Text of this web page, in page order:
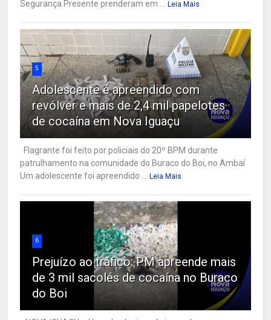
Segurança Presente prenderam em ... Leia Mais
5
Adolescente é apreendido com
revólver e mais de 2,4 mil papelotes
de cocaína em Nova Iguaçu
Flagrante foi feito por policiais do 20º BPM durante
patrulhamento na comunidade do Buraco do Boi, no Ambaí
Um adolescente foi apreendido ...
Leia Mais
6
Prejuízo ao tráfico: PM apreende mais
de 3 mil sacolés de cocaína no Buraco
do Boi